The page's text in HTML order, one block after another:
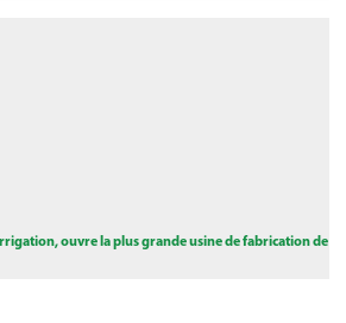
ouvre la plus grande usine de fabrication de